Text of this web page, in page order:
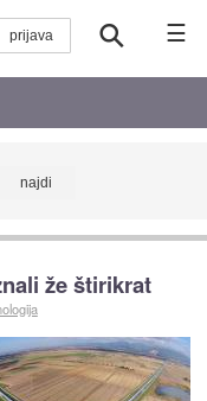
☰
že štirikrat